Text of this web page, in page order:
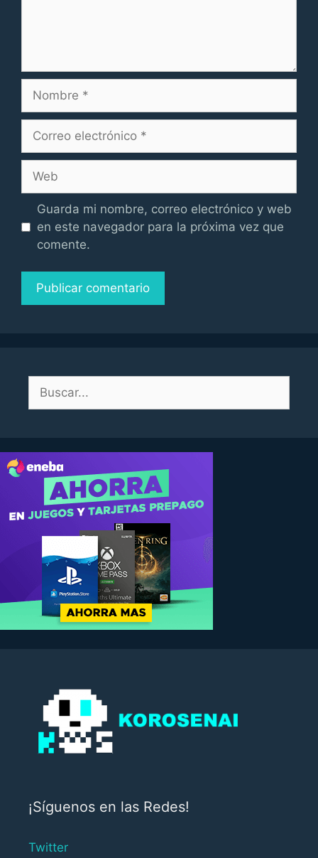
electrónico
Guarda mi nombre, correo electrónico y web
en este navegador para la próxima vez que
comente.
Buscar:
¡Síguenos en las Redes!
Twitter